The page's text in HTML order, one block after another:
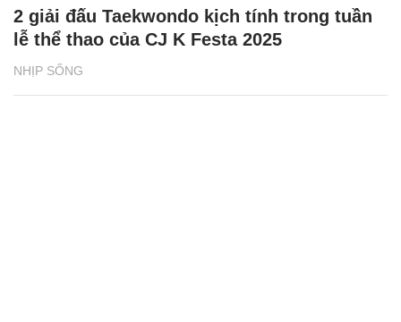
NHỊP SỐNG
2 giải đấu Taekwondo kịch tính trong tuần
lễ thể thao của CJ K Festa 2025